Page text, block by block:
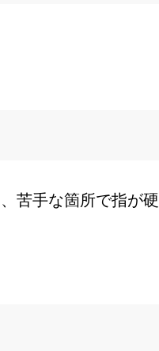
苦手な箇所で指が